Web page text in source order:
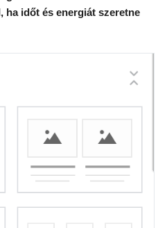
ha időt és energiát szeretne